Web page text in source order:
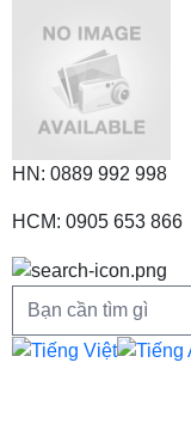
HN: 0889 992 998
HCM: 0905 653 866